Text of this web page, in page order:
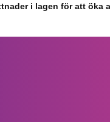
i lagen för att öka